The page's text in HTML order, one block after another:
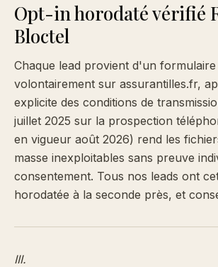
Opt-in horodaté vérifié
Bloctel
Chaque lead provient d'un formulaire
volontairement sur assurantilles.fr,
explicite des conditions de
juillet 2025 sur la prospection
en vigueur août 2026) rend les
masse inexploitables sans preuve
consentement. Tous nos leads ont
horodatée à la seconde près, et
III.